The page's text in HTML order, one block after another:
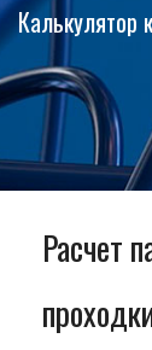
Калькулятор
Расчет